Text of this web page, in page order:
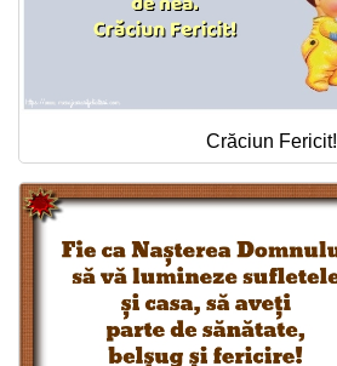
Crăciun Fericit!